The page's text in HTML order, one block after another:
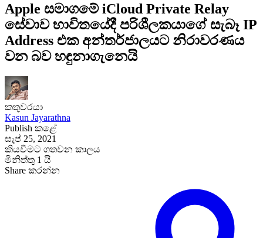
Apple සමාගමේ iCloud Private Relay
සේවාව භාවිතයේදී පරිශීලකයාගේ සැබෑ IP
Address එක අන්තර්ජාලයට නිරාවරණය
වන බව හඳුනාගැනෙයි
කතුවරයා
Kasun Jayarathna
Publish කළේ
සැප් 25, 2021
කියවීමට ගතවන කාලය
මිනිත්තු 1 යි
Share කරන්න